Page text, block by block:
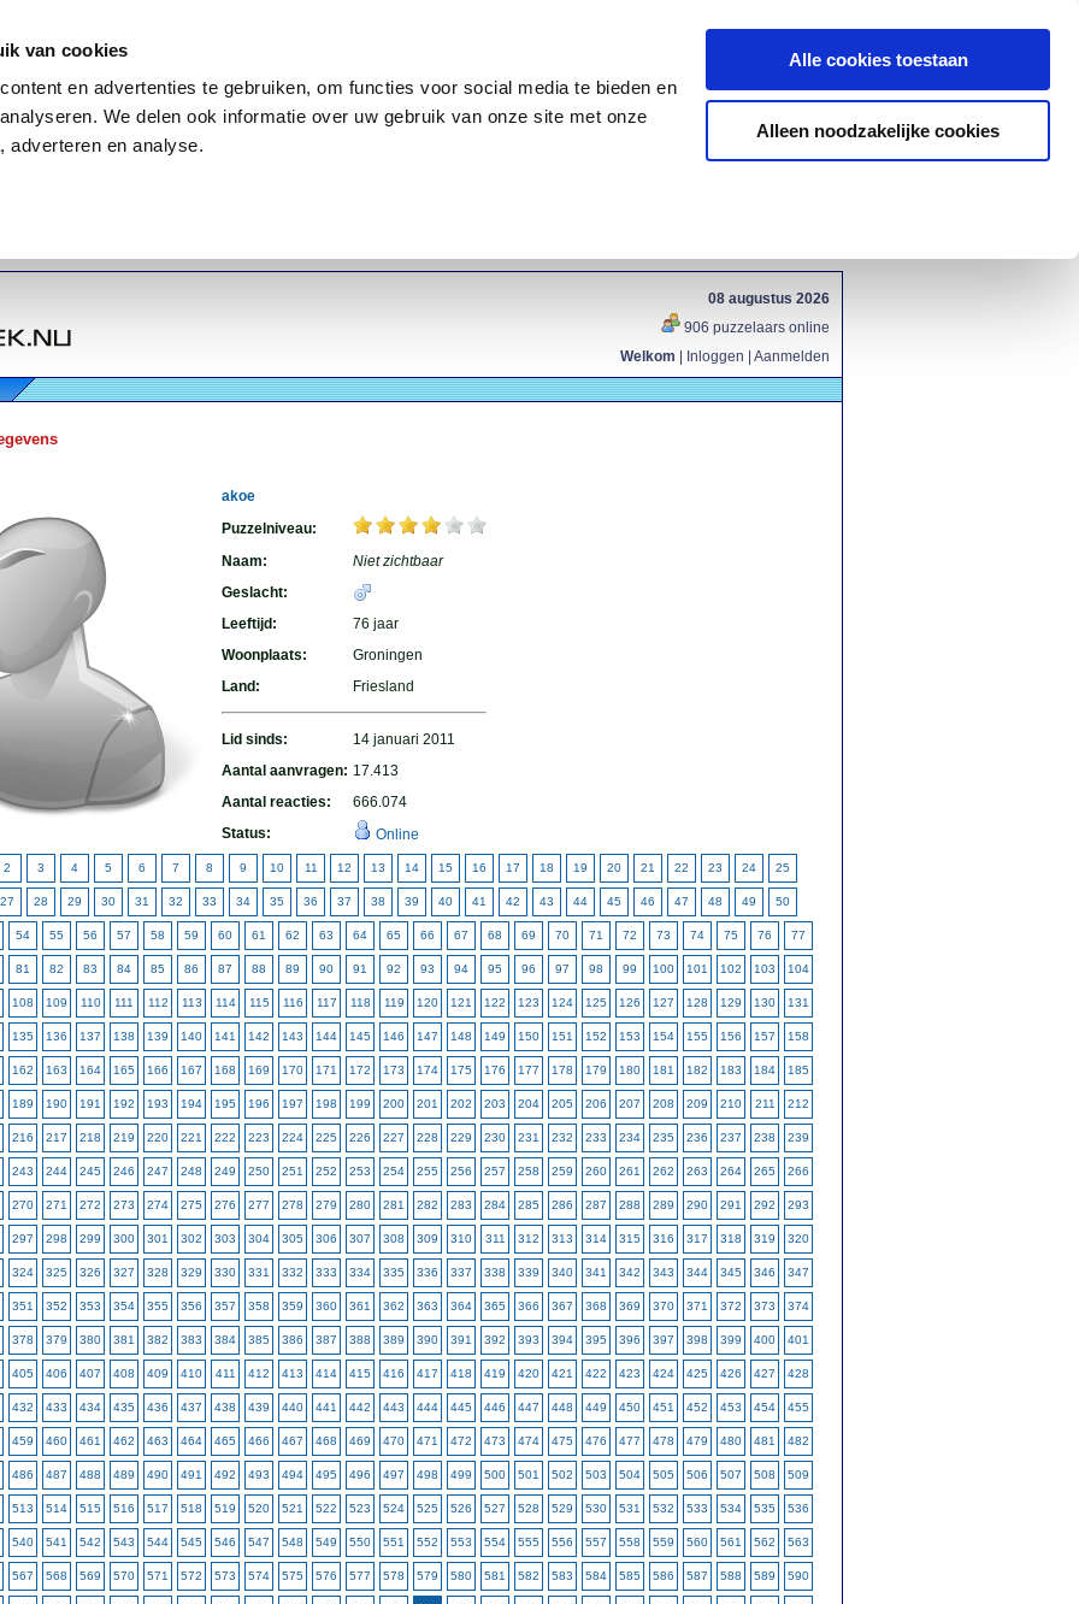
van cookies
en advertenties te gebruiken, om functies voor social media te bieden en
We delen ook informatie over uw gebruik van onze site met onze
adverteren en analyse.
Alle cookies toestaan
Alleen noodzakelijke cookies
08 augustus 2026
906 puzzelaars online
Welkom
Inloggen Aanmelden
akoe
Puzzelniveau:
Naam:
Niet zichtbaar
Geslacht:
Leeftijd:
76 jaar
Woonplaats:
Groningen
Land:
Friesland
Lid sinds:
14 januari 2011
Aantal aanvragen: 17.413
Aantal reacties:
666.074
Status:
Online
2 3 4 5 6 7 8 9 10 11 12 13 14 15 16 17 18 19 20 21 22 23 24 25
27 28 29 30 31 32 33 34 35 36 37 38 39 40 41 42 43 44 45 46 47 48 49 50
54 55 56 57 58 59 60 61 62 63 64 65 66 67 68 69 70 71 72 73 74 75 76 77
81 82 83 84 85 86 87 88 89 90 91 92 93 94 95 96 97 98 99 100 101 102 103 104
108 109 110 111 112 113 114 115 116 117 118 119 120 121 122 123 124 125 126 127 128 129 130 131
135 136 137 138 139 140 141 142 143 144 145 146 147 148 149 150 151 152 153 154 155 156 157 158
162 163 164 165 166 167 168 169 170 171 172 173 174 175 176 177 178 179 180 181 182 183 184 185
189 190 191 192 193 194 195 196 197 198 199 200 201 202 203 204 205 206 207 208 209 210 211 212
216 217 218 219 220 221 222 223 224 225 226 227 228 229 230 231 232 233 234 235 236 237 238 239
243 244 245 246 247 248 249 250 251 252 253 254 255 256 257 258 259 260 261 262 263 264 265 266
270 271 272 273 274 275 276 277 278 279 280 281 282 283 284 285 286 287 288 289 290 291 292 293
297 298 299 300 301 302 303 304 305 306 307 308 309 310 311 312 313 314 315 316 317 318 319 320
324 325 326 327 328 329 330 331 332 333 334 335 336 337 338 339 340 341 342 343 344 345 346 347
351 352 353 354 355 356 357 358 359 360 361 362 363 364 365 366 367 368 369 370 371 372 373 374
378 379 380 381 382 383 384 385 386 387 388 389 390 391 392 393 394 395 396 397 398 399 400 401
405 406 407 408 409 410 411 412 413 414 415 416 417 418 419 420 421 422 423 424 425 426 427 428
432 433 434 435 436 437 438 439 440 441 442 443 444 445 446 447 448 449 450 451 452 453 454 455
459 460 461 462 463 464 465 466 467 468 469 470 471 472 473 474 475 476 477 478 479 480 481 482
486 487 488 489 490 491 492 493 494 495 496 497 498 499 500 501 502 503 504 505 506 507 508 509
513 514 515 516 517 518 519 520 521 522 523 524 525 526 527 528 529 530 531 532 533 534 535 536
540 541 542 543 544 545 546 547 548 549 550 551 552 553 554 555 556 557 558 559 560 561 562 563
567 568 569 570 571 572 573 574 575 576 577 578 579 580 581 582 583 584 585 586 587 588 589 590